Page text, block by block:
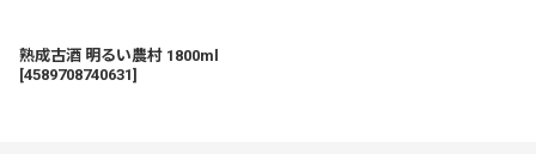
熟成古酒 明るい農村 1800ml
[4589708740631]